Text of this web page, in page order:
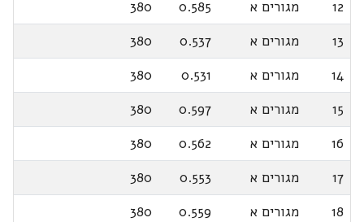
12
מגורים א 0.585
380
13
מגורים א 0.537
380
14
מגורים א 0.531
380
15
מגורים א 0.597
380
16
מגורים א 0.562
380
17
מגורים א 0.553
380
18
מגורים א 0.559
380